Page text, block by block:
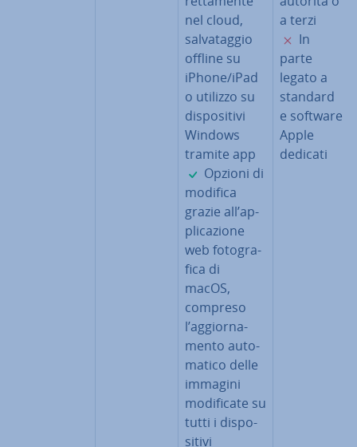
nel cloud,
sal­va­tag­gio
offline su
iPhone/iPad
o utilizzo su
di­spo­si­ti­vi
Windows
tramite app
✓
Opzioni di
modifica
grazie all’ap­
pli­ca­zio­ne
web fo­to­gra­
fi­ca di
macOS,
compreso
l’ag­gior­na­
men­to au­to­
ma­ti­co delle
immagini
mo­di­fi­ca­te su
tutti i di­spo­
si­ti­vi
a terzi
✗
In
parte
legato a
standard
e software
Apple
dedicati